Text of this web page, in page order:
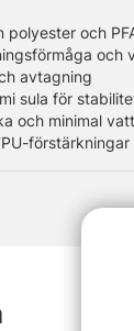
och
och
avtagning
sula för
och minimal
förstärkningar